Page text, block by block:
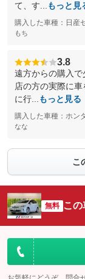
て、す...
もっと見
購入した車種：日産
もち
3.8
遠方からの購入
店の方の実際に
に行...
もっと見る
購入した車種：ホン
なな
こ
無料 こ